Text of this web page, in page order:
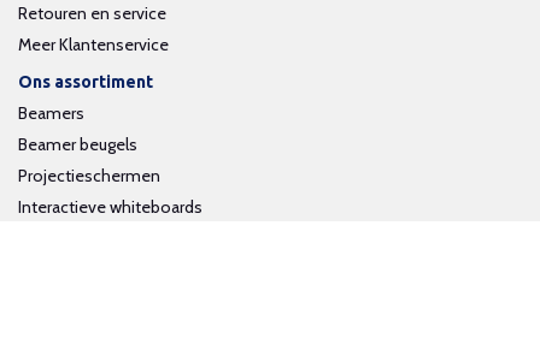
Retouren en service
Meer Klantenservice
Ons assortiment
Beamers
Beamer beugels
Projectieschermen
Interactieve whiteboards